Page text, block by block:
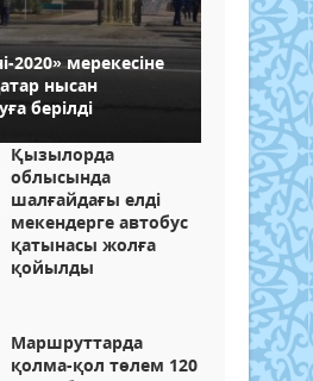
2020» мерекесіне
нысан
берілді
Қызылорда
облысында
шалғайдағы елді
мекендерге автобус
қатынасы жолға
қойылды
Маршруттарда
қолма-қол төлем 120